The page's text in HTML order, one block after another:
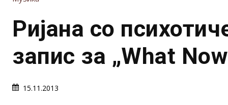
Ријана со
запис за „What
15.11.2013